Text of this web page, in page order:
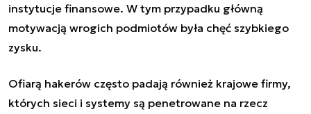
instytucje finansowe. W tym przypadku główną
motywacją wrogich podmiotów była chęć szybkiego
zysku.
Ofiarą hakerów często padają również krajowe firmy,
których sieci i systemy są penetrowane na rzecz